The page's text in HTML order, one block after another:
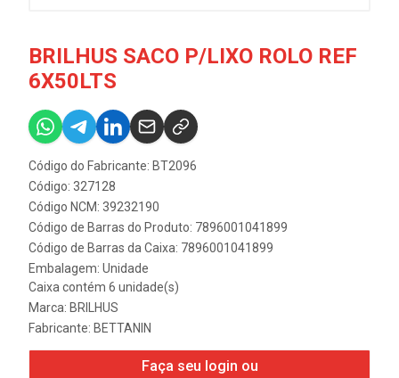
BRILHUS SACO P/LIXO ROLO REF
6X50LTS
Código do Fabricante: BT2096
Código: 327128
Código NCM: 39232190
Código de Barras do Produto: 7896001041899
Código de Barras da Caixa: 7896001041899
Embalagem: Unidade
Caixa contém 6 unidade(s)
Marca: BRILHUS
Fabricante: BETTANIN
Faça seu login ou